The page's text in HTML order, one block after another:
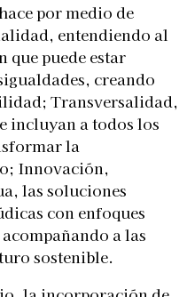
por medio de
entendiendo al
que puede estar
creando
Transversalidad,
incluyan a todos los
la
Innovación,
las soluciones
con enfoques
a las
sostenible.